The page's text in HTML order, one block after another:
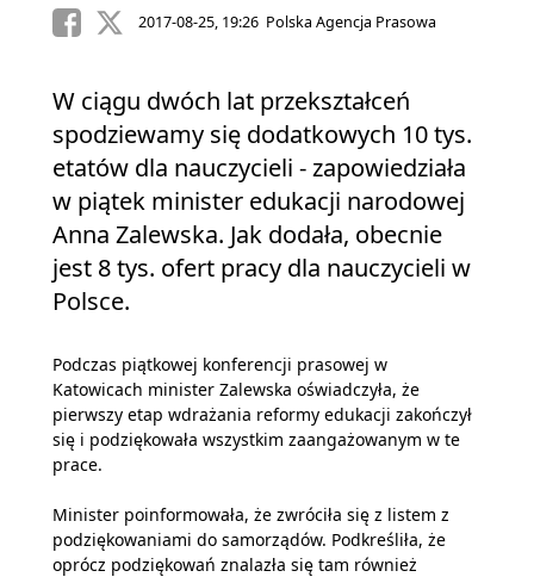
2017-08-25, 19:26 Polska Agencja Prasowa
W ciągu dwóch lat przekształceń
spodziewamy się dodatkowych 10 tys.
etatów dla nauczycieli - zapowiedziała
w piątek minister edukacji narodowej
Anna Zalewska. Jak dodała, obecnie
jest 8 tys. ofert pracy dla nauczycieli w
Polsce.
Podczas piątkowej konferencji prasowej w
Katowicach minister Zalewska oświadczyła, że
pierwszy etap wdrażania reformy edukacji zakończył
się i podziękowała wszystkim zaangażowanym w te
prace.
Minister poinformowała, że zwróciła się z listem z
podziękowaniami do samorządów. Podkreśliła, że
oprócz podziękowań znalazła się tam również